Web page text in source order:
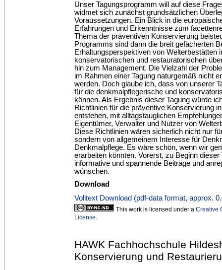
Unser Tagungsprogramm will auf diese
widmet sich zunächst grundsätzlichen
Voraussetzungen. Ein Blick in die
Erfahrungen und Erkenntnisse zum
Thema der präventiven Konservierung
Programms sind dann die breit gefächerten
Erhaltungsperspektiven von Welterbestätten
konservatorischen und restauratorischen
hin zum Management. Die Vielzahl der
im Rahmen einer Tagung naturgemäß nicht
werden. Doch glaube ich, dass von unserer
für die denkmalpflegerische und
können. Als Ergebnis dieser Tagung würde
Richtlinien für die präventive Konservierung
entstehen, mit alltagstauglichen
Eigentümer, Verwalter und Nutzer von
Diese Richtlinien wären sicherlich nicht nur
sondern von allgemeinem Interesse für
Denkmalpflege. Es wäre schön, wenn wir
erarbeiten könnten. Vorerst, zu Beginn dieser
informative und spannende Beiträge und
wünschen.
Download
Volltext Download (pdf-data format, approx.
This work is licensed under a Creative
License.
HAWK Fachhochschule
Konservierung und